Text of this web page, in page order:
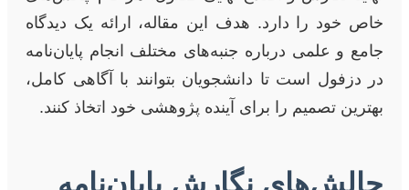
خاص خود را دارد. هدف این مقاله، ارائه یک دیدگاه
جامع و علمی درباره جنبه‌های مختلف انجام پایان‌نامه
در دزفول است تا دانشجویان بتوانند با آگاهی کامل،
بهترین تصمیم را برای آینده پژوهشی خود اتخاذ کنند.